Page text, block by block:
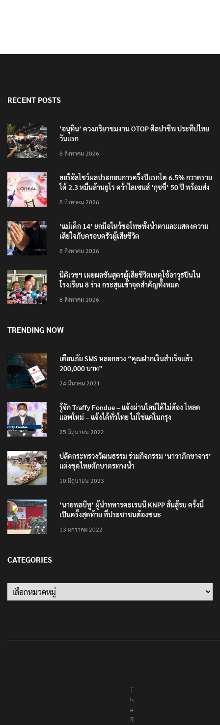
RECENT POSTS
‘อนุทิน’ ควงภริยาชมงาน OTOP ศิลปาชีพ ประทีปไทย
วันแรก
8 สิงหาคม 2026
ลอรีอัลโชว์ผลประกอบการครึ่งปีแรกโต 6.5% กวาดราย
ได้ 2.3 หมื่นล้านยูโร คว้าไลเซนส์ ‘กุชชี่’ 50 ปี พร้อมส่ง
8 สิงหาคม 2026
‘แม่เด็ก 14’ ยกมือไหว้ขอโทษทั้งน้ำตาและแสดงความ
เสียใจกับครอบครัวผู้เสียชีวิต
8 สิงหาคม 2026
นิติเวชฯ เผยผลชันสูตรผู้เสียชีวิตเหตุใช้อาวุธปืนใน
โรงเรียน 8 ร่าง กระสุนเข้าจุดสำคัญทั้งหมด
8 สิงหาคม 2026
TRENDING NOW
เตือนภัย SMS หลอกลวง “คุณฝากเงินสำเร็จแล้ว
200,000 บาท”
24 มีนาคม 2021
รู้จัก Traffy Fondue – แจ้งผ่านไลน์ได้ไม่ต้อง โหลด
แอพใหม่ – แจ้งได้ทั่วไทย ไม่ใช่แค่ในกรุง
25 มิถุนายน 2022
ปลัดกระทรวงวัฒนธรรม ร่วมกิจกรรม ‘นาวาภิกขาจาร’
แต่งชุดไทยตักบาตรทางน้ำ
10 มิถุนายน 2023
‘นายพลบีทู’ ผู้นำทหารคะเรนนี KNPP ลั่นสู้รบ ครั้งนี้
เป็นครั้งสุดท้าย ที่ประชาชนต้องชนะ
13 มกราคม 2022
CATEGORIES
Categories
T
h
e
R